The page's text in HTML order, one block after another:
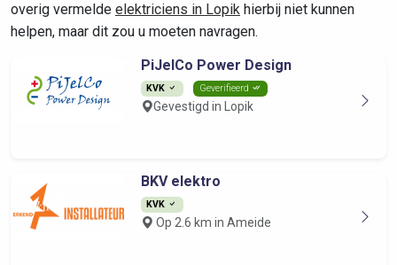
overig vermelde elektriciens in Lopik hierbij niet kunnen
helpen, maar dit zou u moeten navragen.
PiJelCo Power Design
KVK Geverifieerd
Gevestigd in Lopik
BKV elektro
KVK
Op 2.6 km in Ameide